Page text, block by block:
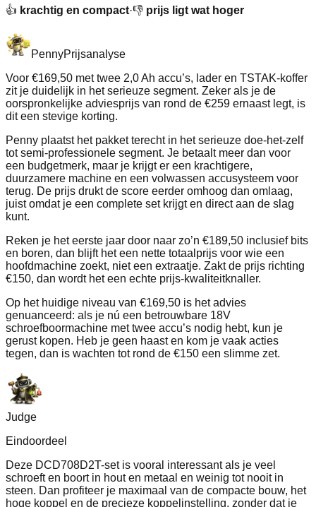
👍 krachtig en compact·👎 prijs ligt wat hoger
PennyPrijsanalyse
Voor €169,50 met twee 2,0 Ah accu’s, lader en TSTAK-koffer
zit je duidelijk in het serieuze segment. Zeker als je de
oorspronkelijke adviesprijs van rond de €259 ernaast legt, is
dit een stevige korting.
Penny plaatst het pakket terecht in het serieuze doe-het-zelf
tot semi-professionele segment. Je betaalt meer dan voor
een budgetmerk, maar je krijgt er een krachtigere,
duurzamere machine en een volwassen accusysteem voor
terug. De prijs drukt de score eerder omhoog dan omlaag,
juist omdat je een complete set krijgt en direct aan de slag
kunt.
Reken je het eerste jaar door naar zo’n €189,50 inclusief bits
en boren, dan blijft het een nette totaalprijs voor wie een
hoofdmachine zoekt, niet een extraatje. Zakt de prijs richting
€150, dan wordt het een echte prijs-kwaliteitknaller.
Op het huidige niveau van €169,50 is het advies
genuanceerd: als je nú een betrouwbare 18V
schroefboormachine met twee accu’s nodig hebt, kun je
gerust kopen. Heb je geen haast en kom je vaak acties
tegen, dan is wachten tot rond de €150 een slimme zet.
Judge
Eindoordeel
Deze DCD708D2T-set is vooral interessant als je veel
schroeft en boort in hout en metaal en weinig tot nooit in
steen. Dan profiteer je maximaal van de compacte bouw, het
hoge koppel en de precieze koppelinstelling, zonder dat je